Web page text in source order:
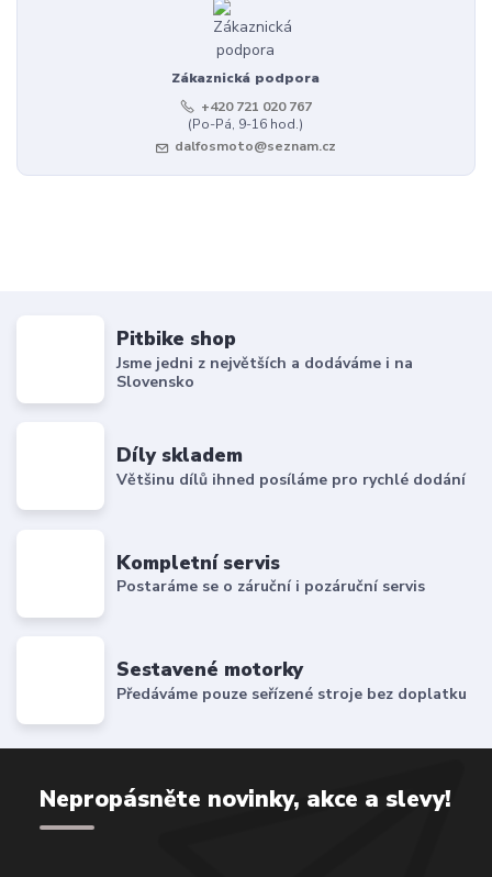
Zákaznická podpora
+420 721 020 767
(Po-Pá, 9-16 hod.)
dalfosmoto@seznam.cz
Pitbike shop
Jsme jedni z největších a dodáváme i na
Slovensko
Díly skladem
Většinu dílů ihned posíláme pro rychlé dodání
Kompletní servis
Postaráme se o záruční i pozáruční servis
Sestavené motorky
Předáváme pouze seřízené stroje bez doplatku
Nepropásněte novinky, akce a slevy!